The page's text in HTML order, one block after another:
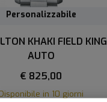
Personalizzabile
KHAKI FIELD KING
AUTO
€ 825,00
in 10 giorni